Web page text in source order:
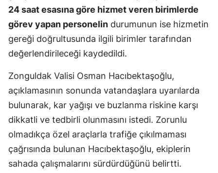
24 saat esasına göre hizmet veren birimlerde
görev yapan personelin durumunun ise hizmetin
gereği doğrultusunda ilgili birimler tarafından
değerlendirileceği kaydedildi.
Zonguldak Valisi Osman Hacıbektaşoğlu,
açıklamasının sonunda vatandaşlara uyarılarda
bulunarak, kar yağışı ve buzlanma riskine karşı
dikkatli ve tedbirli olunmasını istedi. Zorunlu
olmadıkça özel araçlarla trafiğe çıkılmaması
çağrısında bulunan Hacıbektaşoğlu, ekiplerin
sahada çalışmalarını sürdürdüğünü belirtti.